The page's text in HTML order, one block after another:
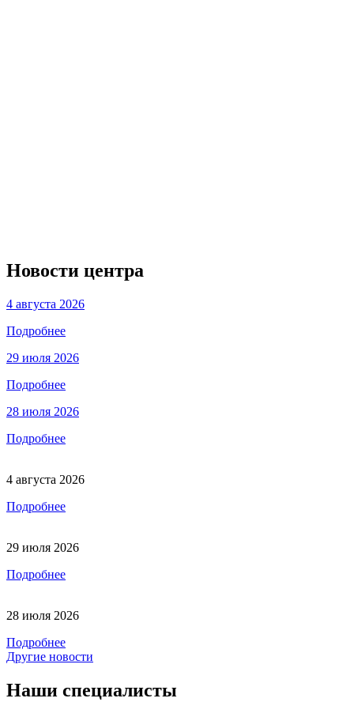
Новости центра
4 августа 2026
Подробнее
29 июля 2026
Подробнее
28 июля 2026
Подробнее
4 августа 2026
Подробнее
29 июля 2026
Подробнее
28 июля 2026
Подробнее
Другие новости
Наши специалисты